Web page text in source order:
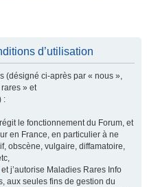
d’utilisation
(désigné ci-après par « nous »,
» et
:
le fonctionnement du Forum, et
en France, en particulier à ne
obscène, vulgaire, diffamatoire,
et j’autorise Maladies Rares Info
aux seules fins de gestion du